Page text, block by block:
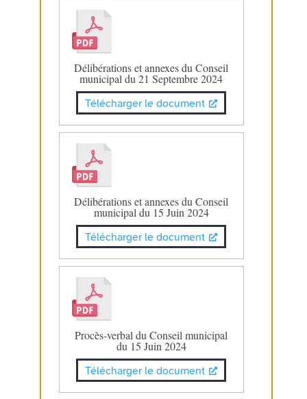
Délibérations et annexes du Conseil
municipal du 21 Septembre 2024
Télécharger le document
Délibérations et annexes du Conseil
municipal du 15 Juin 2024
Télécharger le document
Procès-verbal du Conseil municipal
du 15 Juin 2024
Télécharger le document